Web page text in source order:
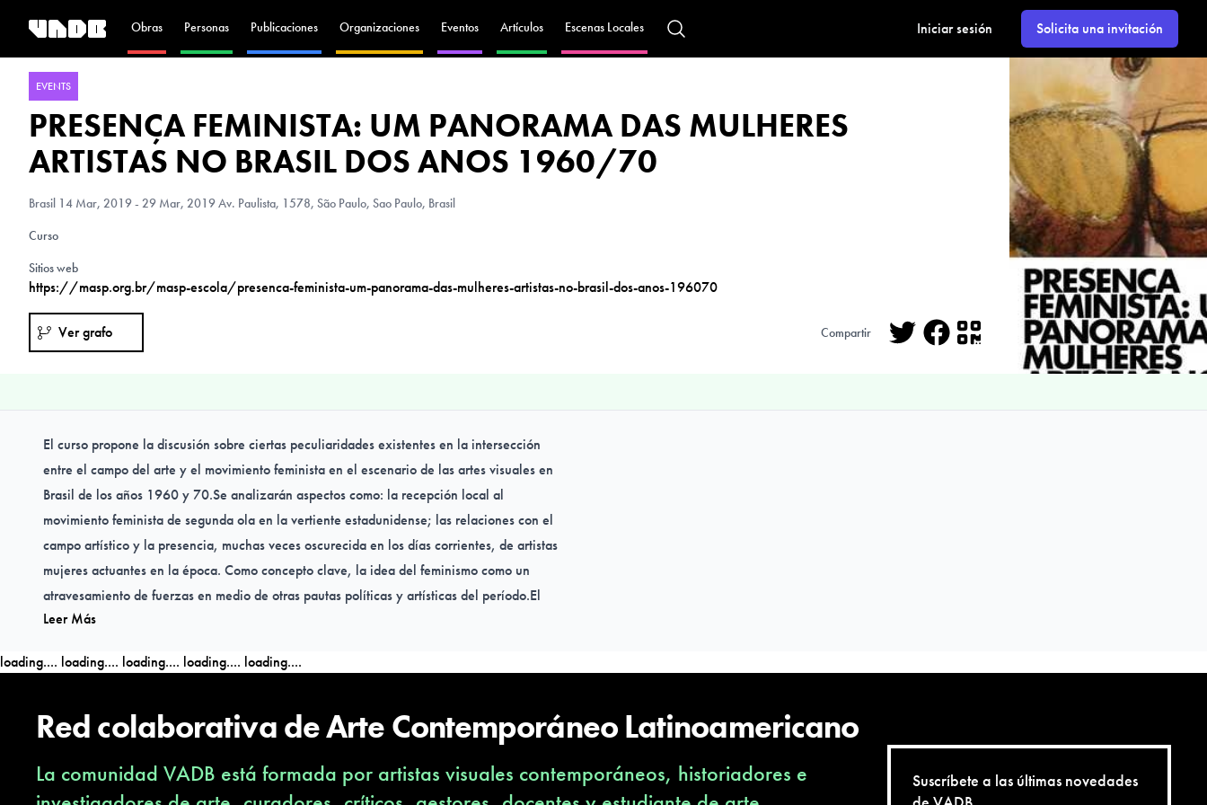
Obras Personas Publicaciones Organizaciones Eventos Artículos Escenas Locales Iniciar sesión Solicita una invitación
EVENTS
PRESENÇA FEMINISTA: UM PANORAMA DAS MULHERES
ARTISTAS NO BRASIL DOS ANOS 1960/70
Brasil 14 Mar, 2019 - 29 Mar, 2019 Av. Paulista, 1578, São Paulo, Sao Paulo, Brasil
Curso
Sitios web
https://masp.org.br/masp-escola/presenca-feminista-um-panorama-das-mulheres-artistas-no-brasil-dos-anos-196070
Ver grafo Compartir
Facebook
El curso propone la discusión sobre ciertas peculiaridades existentes en la intersección
entre el campo del arte y el movimiento feminista en el escenario de las artes visuales en
Brasil de los años 1960 y 70.Se analizarán aspectos como: la recepción local al
movimiento feminista de segunda ola en la vertiente estadunidense; las relaciones con el
campo artístico y la presencia, muchas veces oscurecida en los días corrientes, de artistas
mujeres actuantes en la época. Como concepto clave, la idea del feminismo como un
atravesamiento de fuerzas en medio de otras pautas políticas y artísticas del período.El
curso se organiza a partir de ejes temáticos clásicos del movimiento feminista, como la
subrayando una producción aún poco conocida por restricciones de género.
Leer Más
loading.... loading.... loading.... loading.... loading....
Red colaborativa de Arte Contemporáneo Latinoamericano
La comunidad VADB está formada por artistas visuales contemporáneos, historiadores e
Suscríbete a las últimas novedades